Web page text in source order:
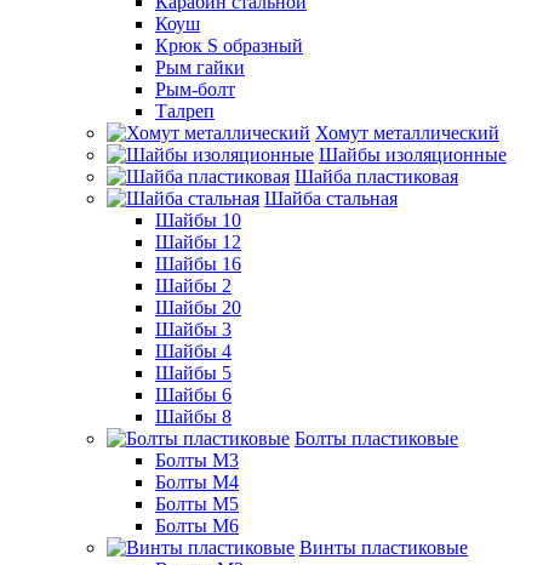
Коуш
Крюк S образный
Рым гайки
Рым-болт
Талреп
Хомут металлический
Шайбы изоляционные
Шайба пластиковая
Шайба стальная
Шайбы 10
Шайбы 12
Шайбы 16
Шайбы 2
Шайбы 20
Шайбы 3
Шайбы 4
Шайбы 5
Шайбы 6
Шайбы 8
Болты пластиковые
Болты М3
Болты М4
Болты М5
Болты М6
Винты пластиковые